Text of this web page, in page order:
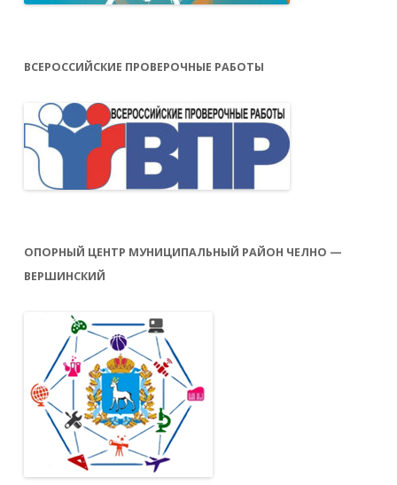
ВСЕРОССИЙСКИЕ ПРОВЕРОЧНЫЕ РАБОТЫ
ОПОРНЫЙ ЦЕНТР МУНИЦИПАЛЬНЫЙ РАЙОН ЧЕЛНО —
ВЕРШИНСКИЙ